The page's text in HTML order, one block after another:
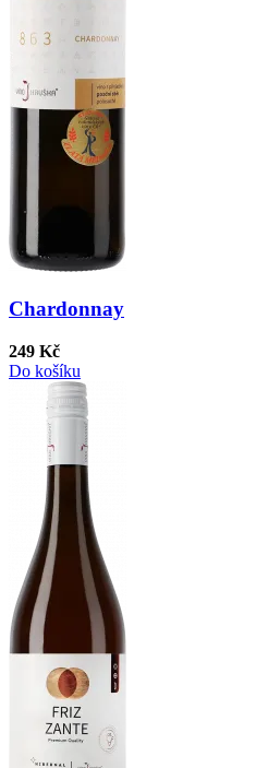
Chardonnay
249 Kč
Do košíku